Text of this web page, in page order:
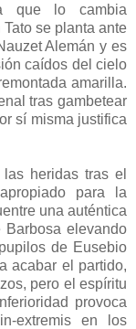
que lo cambia
se planta ante
Alemán y es
caídos del cielo
amarilla.
tras gambetear
sí misma justifica
heridas tras el
para la
una auténtica
elevando
de Eusebio
acabar el partido,
pero el espíritu
provoca
extremis en los